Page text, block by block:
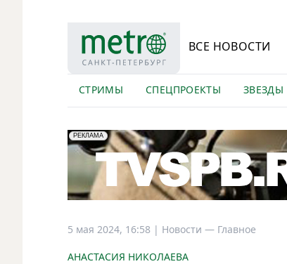
ВСЕ НОВОСТИ
СТРИМЫ СПЕЦПРОЕКТЫ ЗВЕЗДЫ
erid: LdtCK5Efv
РЕКЛАМА
АО "ГАТР", ИНН: 7841320717
5 мая 2024, 16:58 | Новости — Главное
АНАСТАСИЯ НИКОЛАЕВА